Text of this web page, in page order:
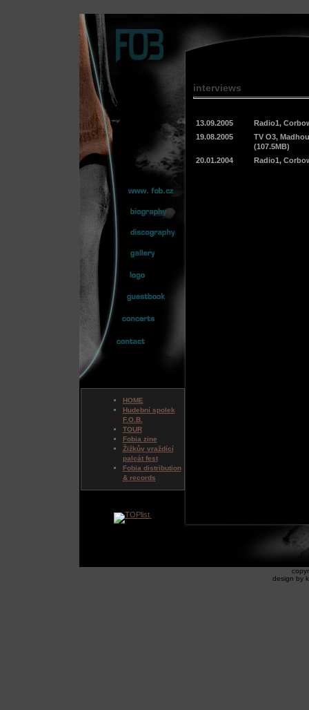
HOME
Hudební spolek
F.O.B.
TOUR
Fobia zine
Žižkův vraždící
palcát fest
Fobia distribution
& records
interviews
13.09.2005
Radio1,
19.08.2005
TV O3,
(107.5MB)
20.01.2004
Radio1,
design by